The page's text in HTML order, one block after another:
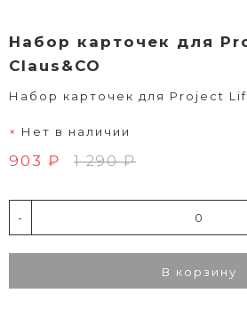
Набор карточек для
Claus&CO
Набор карточек для Project
Нет в наличии
903 ₽ 1 290 ₽
-
В корзину